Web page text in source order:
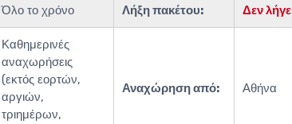
Όλο το χρόνο Λήξη πακέτου: Δεν
Καθημερινές
αναχωρήσεις
(εκτός εορτών,
αργιών,
τριημέρων,
Αναχώρηση από: Αθήνα